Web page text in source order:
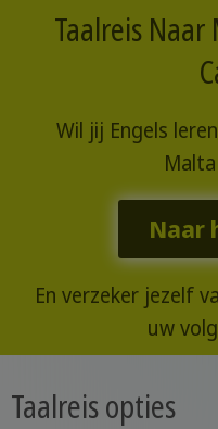
Taalreis
Wil jij Engels
Naar
En verzeker jezelf
uw
Taalreis opties